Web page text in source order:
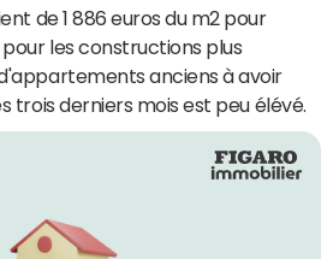
de 1 886 euros du m2 pour
pour les constructions plus
anciens à avoir
trois derniers mois est peu élévé.